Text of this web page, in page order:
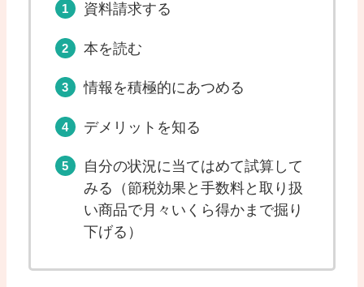
資料請求する
本を読む
情報を積極的にあつめる
デメリットを知る
自分の状況に当てはめて試算して
みる（節税効果と手数料と取り扱
い商品で月々いくら得かまで掘り
下げる）